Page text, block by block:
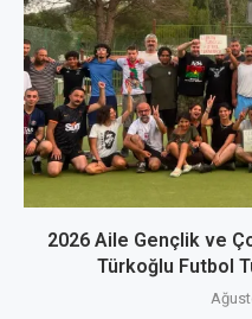
2026 Aile Gençlik ve
Türkoğlu Futbol